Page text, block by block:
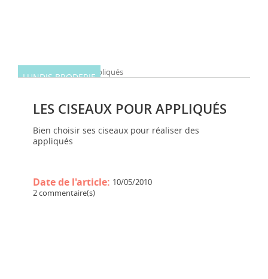
LUNDIS BRODERIE
LES CISEAUX POUR APPLIQUÉS
Bien choisir ses ciseaux pour réaliser des
appliqués
Date de l'article: 10/05/2010
2 commentaire(s)